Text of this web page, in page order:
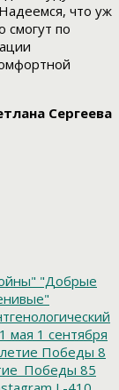
что уж
смогут по
Сергеева
"Добрые
1 мая 1 сентября
Победы 8
85